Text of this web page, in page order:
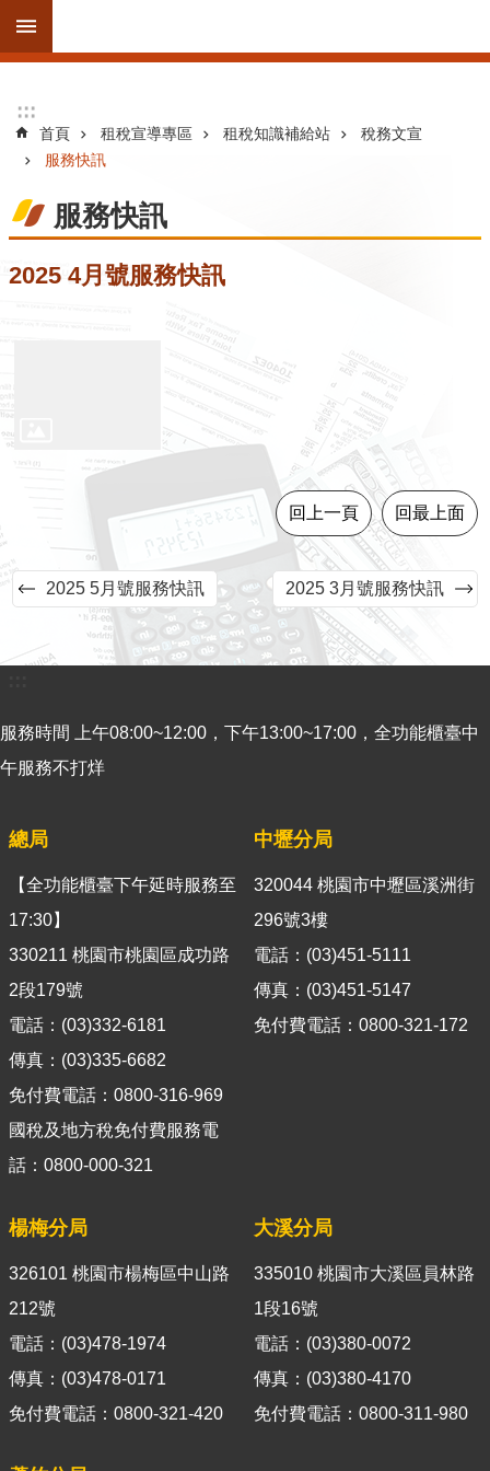
跳到主要內容區塊
階
搜
尋
訊
務
交
流
民
租
導
區
眾
導
覽
視
訊
客
屋
2.0
多
服
務
:::
:::
首頁 租稅宣導專區 租稅知識補給站
稅務文宣
服務快訊
服務快訊
2025 4月號服務快訊
回上一頁 回最上面
2025 5月號服務快訊 2025 3月號服務快訊
服務時間 上午08:00~12:00，下午13:00~17:00，全功能櫃臺中
午服務不打烊
總局
【全功能櫃臺下午延時服務至
17:30】
330211 桃園市桃園區成功路
2段179號
電話：(03)332-6181
傳真：(03)335-6682
免付費電話：0800-316-969
國稅及地方稅免付費服務電
話：0800-000-321
中壢分局
320044 桃園市中壢區溪洲街
296號3樓
電話：(03)451-5111
傳真：(03)451-5147
免付費電話：0800-321-172
楊梅分局
326101 桃園市楊梅區中山路
212號
電話：(03)478-1974
傳真：(03)478-0171
免付費電話：0800-321-420
大溪分局
335010 桃園市大溪區員林路
1段16號
電話：(03)380-0072
傳真：(03)380-4170
免付費電話：0800-311-980